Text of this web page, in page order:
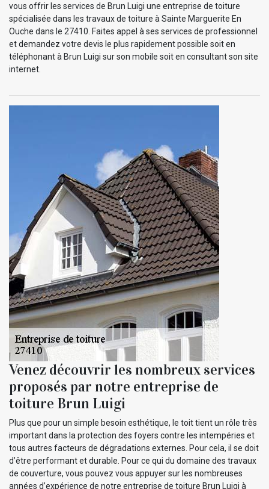
vous offrir les services de Brun Luigi une entreprise de toiture
spécialisée dans les travaux de toiture à Sainte Marguerite En
Ouche dans le 27410. Faites appel à ses services de professionnel
et demandez votre devis le plus rapidement possible soit en
téléphonant à Brun Luigi sur son mobile soit en consultant son site
internet.
Venez découvrir les nombreux services
proposés par notre entreprise de
toiture Brun Luigi
Plus que pour un simple besoin esthétique, le toit tient un rôle très
important dans la protection des foyers contre les intempéries et
tous autres facteurs de dégradations externes. Pour cela, il se doit
d’être performant et durable. Pour ce qui du domaine des travaux
de couverture, vous pouvez vous appuyer sur les nombreuses
années d’expérience de notre entreprise de toiture Brun Luigi à